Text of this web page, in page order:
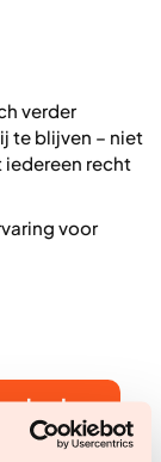
verder
te blijven – niet
recht
voor
de slag
de slag